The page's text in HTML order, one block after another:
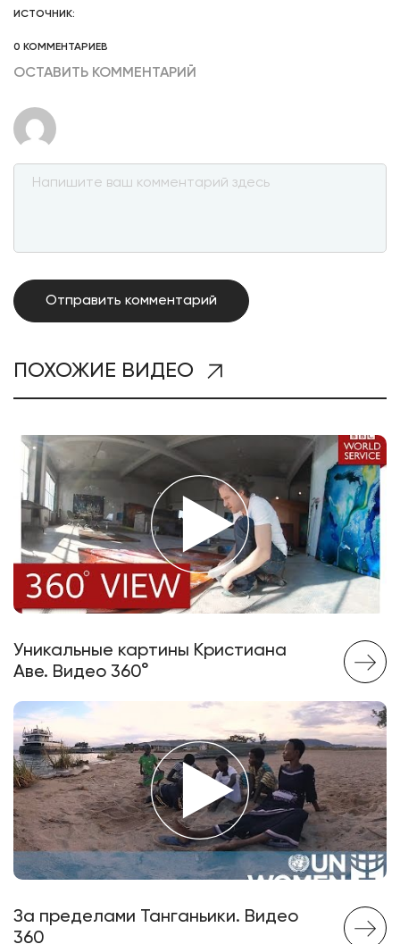
ИСТОЧНИК:
0 КОММЕНТАРИЕВ
ОСТАВИТЬ КОММЕНТАРИЙ
ПОХОЖИЕ ВИДЕО
Уникальные картины Кристиана
Аве. Видео 360°
За пределами Танганьики. Видео
360